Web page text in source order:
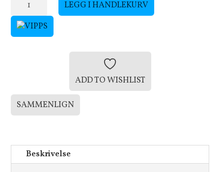
Complete
Zalt
Intermediate
antall
LEGG I HANDLEKURV
ADD TO WISHLIST
SAMMENLIGN
Beskrivelse